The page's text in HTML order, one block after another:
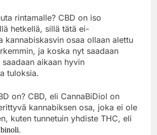
rintamalle? CBD on iso
hetkellä, sillä tätä ei-
kannabiskasvin osaa ollaan alettu
ja koska nyt saadaan
aikaan hyvin
tuloksia.
on? CBD, eli CannaBiDiol on
kannabiksen osa, joka ei ole
kuten tunnetuin yhdiste THC, eli
.